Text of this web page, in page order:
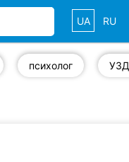
UA RU
психолог УЗД